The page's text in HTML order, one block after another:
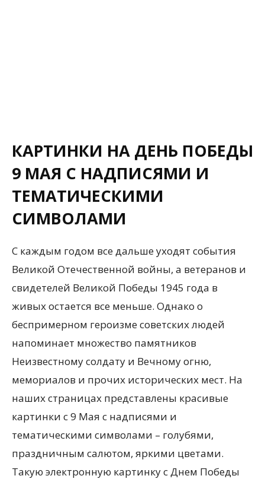
КАРТИНКИ НА ДЕНЬ ПОБЕДЫ
9 МАЯ С НАДПИСЯМИ И
ТЕМАТИЧЕСКИМИ
СИМВОЛАМИ
С каждым годом все дальше уходят события
Великой Отечественной войны, а ветеранов и
свидетелей Великой Победы 1945 года в
живых остается все меньше. Однако о
беспримерном героизме советских людей
напоминает множество памятников
Неизвестному солдату и Вечному огню,
мемориалов и прочих исторических мест. На
наших страницах представлены красивые
картинки с 9 Мая с надписями и
тематическими символами – голубями,
праздничным салютом, яркими цветами.
Такую электронную картинку с Днем Победы